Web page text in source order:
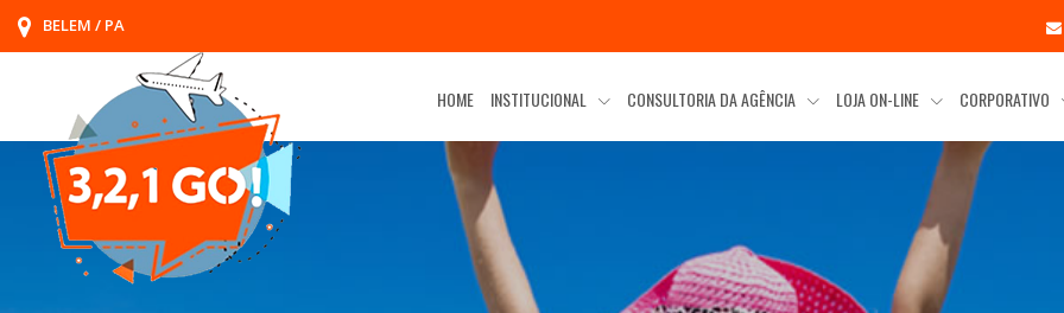
BELEM / PA
HOME INSTITUCIONAL CONSULTORIA DA AGÊNCIA LOJA ON-LINE CORPORATIVO